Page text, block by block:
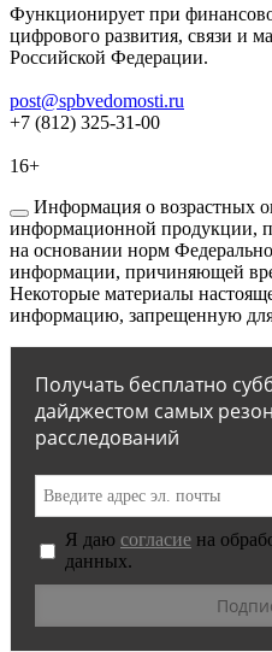
Функционирует при
цифрового развития, связи и
Российской Федерации.
post@spbvedomosti.ru
+7 (812) 325-31-00
16+
Информация о возрастных
информационной продукции,
на основании норм
информации, причиняющей
Некоторые материалы
информацию, запрещенную
Получать бесплатно
дайджестом самых
расследований
Я даю согласие на
данных.